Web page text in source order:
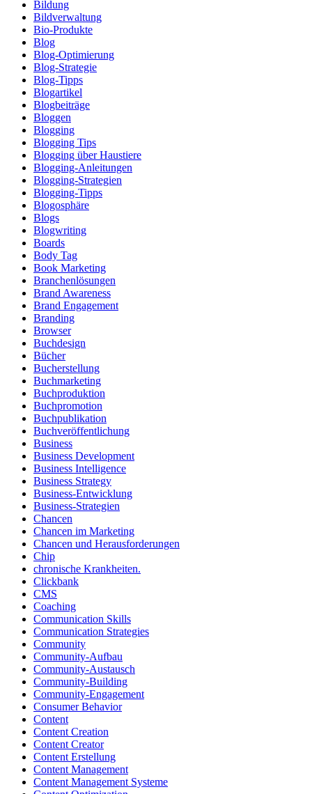
Bildung
Bildverwaltung
Bio-Produkte
Blog
Blog-Optimierung
Blog-Strategie
Blog-Tipps
Blogartikel
Blogbeiträge
Bloggen
Blogging
Blogging Tips
Blogging über Haustiere
Blogging-Anleitungen
Blogging-Strategien
Blogging-Tipps
Blogosphäre
Blogs
Blogwriting
Boards
Body Tag
Book Marketing
Branchenlösungen
Brand Awareness
Brand Engagement
Branding
Browser
Buchdesign
Bücher
Bucherstellung
Buchmarketing
Buchproduktion
Buchpromotion
Buchpublikation
Buchveröffentlichung
Business
Business Development
Business Intelligence
Business Strategy
Business-Entwicklung
Business-Strategien
Chancen
Chancen im Marketing
Chancen und Herausforderungen
Chip
chronische Krankheiten.
Clickbank
CMS
Coaching
Communication Skills
Communication Strategies
Community
Community-Aufbau
Community-Austausch
Community-Building
Community-Engagement
Consumer Behavior
Content
Content Creation
Content Creator
Content Erstellung
Content Management
Content Management Systeme